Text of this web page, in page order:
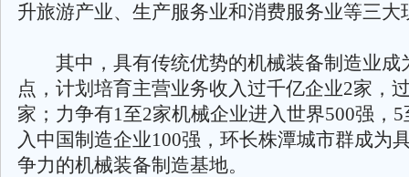
升旅游产业、生产服务业和消费服务业等三大
其中，具有传统优势的机械装备制造业成
点，计划培育主营业务收入过千亿企业2家，
家；力争有1至2家机械企业进入世界500强，
入中国制造企业100强，环长株潭城市群成为
争力的机械装备制造基地。